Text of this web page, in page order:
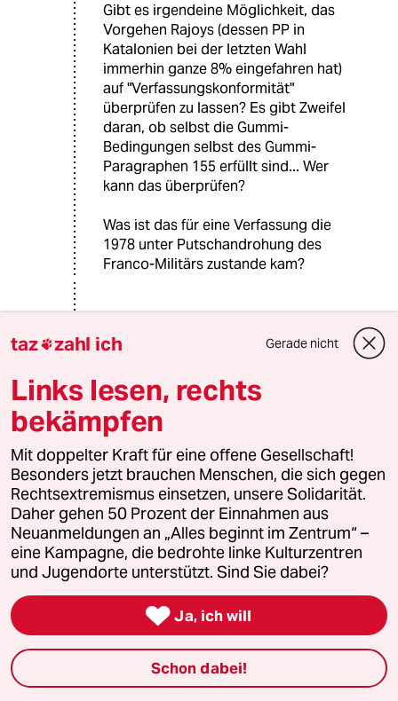
Gibt es irgendeine Möglichkeit, das
Vorgehen Rajoys (dessen PP in
Katalonien bei der letzten Wahl
immerhin ganze 8% eingefahren hat)
auf "Verfassungskonformität"
überprüfen zu lassen? Es gibt Zweifel
daran, ob selbst die Gummi-
Bedingungen selbst des Gummi-
Paragraphen 155 erfüllt sind... Wer
kann das überprüfen?
Was ist das für eine Verfassung die
1978 unter Putschandrohung des
Franco-Militärs zustande kam?
R
26.10.2017
Was ist das für eine Verfassung? Eine
die in einem Volksentscheid in GANZ
Spanien befürwortet wurde. Was gibt
es den an der auszusetzen? Das es
einen Paragrafen gibt der es der
Regierung erlaubt eine ihr
untergeordnete Verwaltung zur
Einhaltung der Gesetze zu zwingen?
Unglaublich! Wo gibt's denn sowas.
25.10.2017,21:55 Uhr
@Hanno Homie:
taz zahl ich Gerade nicht
Links lesen, rechts
bekämpfen
Mit doppelter Kraft für eine offene Gesellschaft!
Besonders jetzt brauchen Menschen, die sich gegen
Rechtsextremismus einsetzen, unsere Solidarität.
Daher gehen 50 Prozent der Einnahmen aus
Neuanmeldungen an „Alles beginnt im Zentrum“ –
eine Kampagne, die bedrohte linke Kulturzentren
und Jugendorte unterstützt. Sind Sie dabei?
 Ja, ich will
Schon dabei!